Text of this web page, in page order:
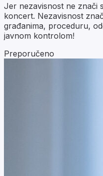
Jer nezavisnost ne znači
koncert. Nezavisnost
građanima, proceduru,
javnom kontrolom!
Preporučeno